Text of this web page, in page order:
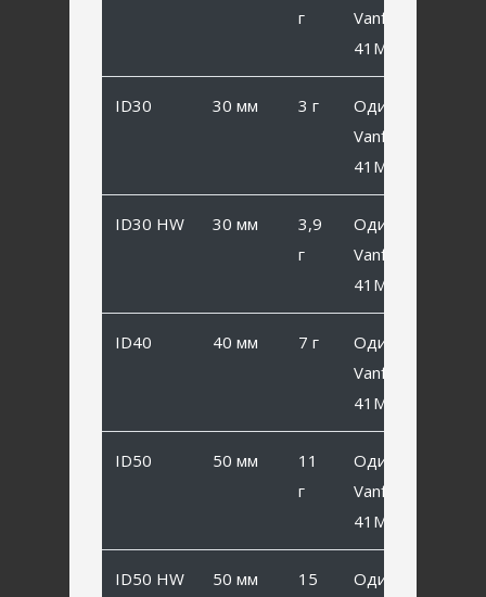
г
Vanfook SP-
41MB #8
ID30 30 мм 3 г
Одинарный
Vanfook SP-
41MB #6
ID30 HW 30 мм
3,9
г
Одинарный
Vanfook SP-
41MB #6
ID40 40 мм 7 г
Одинарный
Vanfook SP-
41MB #2
ID50 50 мм
11
г
Одинарный
Vanfook SP-
41MB #1/0
ID50 HW 50 мм
15
Одинарный